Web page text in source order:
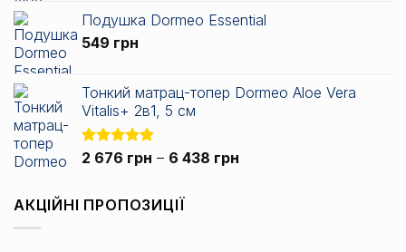
2
3
344 грн
Подушка Dormeo Essential
549 грн
Тонкий матрац-топер Dormeo Aloe Vera
Vitalis+ 2в1, 5 см
Оцінено в
2 676 грн – 6 438 грн
АКЦІЙНІ ПРОПОЗИЦІЇ